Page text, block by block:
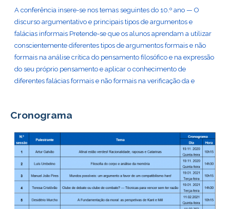
A conferência insere-se nos temas seguintes do 10.º ano — O
discurso argumentativo e principais tipos de argumentos e
falácias informais Pretende-se que os alunos aprendam a utilizar
conscientemente diferentes tipos de argumentos formais e não
formais na análise crítica do pensamento filosófico e na expressão
do seu próprio pensamento e aplicar o conhecimento de
diferentes falácias formais e não formais na verificação da e
Cronograma